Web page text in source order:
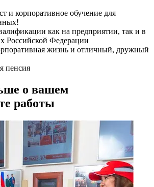
и корпоративное обучение для
как на предприятии, так и в
Российской Федерации
жизнь и отличный, дружный
пенсия
о вашем
работы